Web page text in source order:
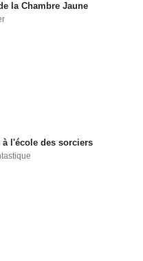
la Chambre Jaune
à l'école des sorciers